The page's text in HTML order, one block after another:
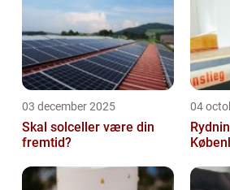
03 december 2025
Skal solceller være din
fremtid?
04